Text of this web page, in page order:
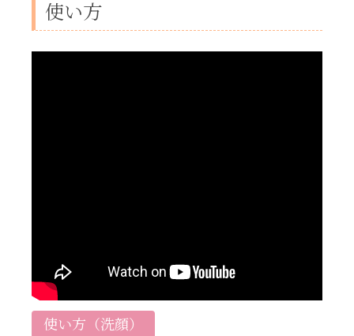
使い方
使い方（洗顔）